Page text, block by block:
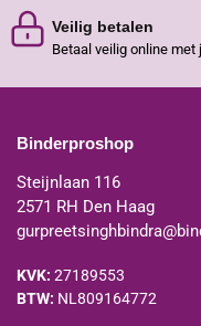
Veilig betalen
Betaal veilig online
Binderproshop
Steijnlaan 116
2571 RH Den Haag
KVK: 27189553
BTW: NL809164772